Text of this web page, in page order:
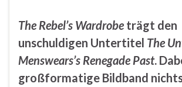
The Rebel’s Wardrobeträgt den
unschuldigen Untertitel The
Menswears’s Renegade Past.
großformatige Bildband